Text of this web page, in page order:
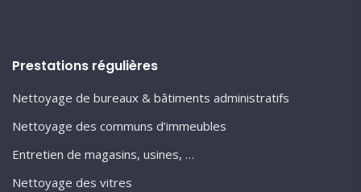
Prestations régulières
Nettoyage de bureaux & bâtiments administratifs
Nettoyage des communs d’immeubles
Entretien de magasins, usines, …
Nettoyage des vitres